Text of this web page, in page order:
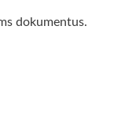
dokumentus.